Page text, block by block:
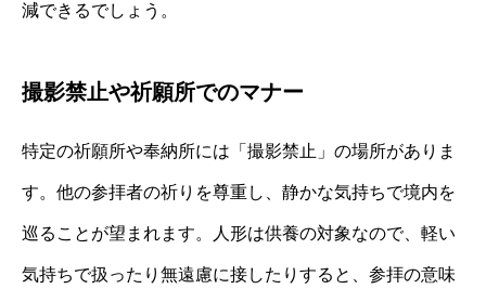
減できるでしょう。
撮影禁止や祈願所でのマナー
特定の祈願所や奉納所には「撮影禁止」の場所がありま
す。他の参拝者の祈りを尊重し、静かな気持ちで境内を
巡ることが望まれます。人形は供養の対象なので、軽い
気持ちで扱ったり無遠慮に接したりすると、参拝の意味